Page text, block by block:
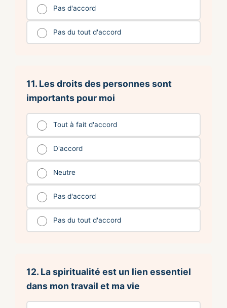
Pas d'accord
Pas du tout d'accord
11. Les droits des personnes sont
importants pour moi
Tout à fait d'accord
D'accord
Neutre
Pas d'accord
Pas du tout d'accord
12. La spiritualité est un lien essentiel
dans mon travail et ma vie